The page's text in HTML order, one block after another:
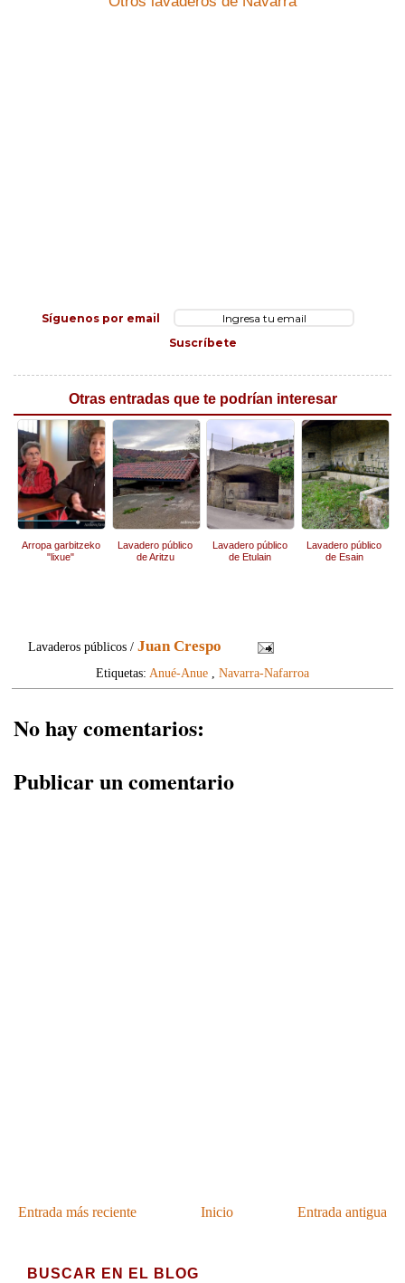
Síguenos por email
Suscríbete
Otras entradas que te podrían interesar
Arropa garbitzeko
"lixue"
Lavadero público
de Aritzu
Lavadero público
de Etulain
Lavadero público
de Esain
Lavaderos públicos /Juan Crespo
Etiquetas: Anué-Anue , Navarra-Nafarroa
No hay comentarios:
Publicar un comentario
Entrada más reciente Entrada antigua
Inicio
BUSCAR EN EL BLOG